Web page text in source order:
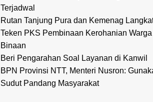
Terjadwal
Rutan Tanjung Pura dan Kemenag
Teken PKS Pembinaan Kerohanian Warga
Binaan
Beri Pengarahan Soal Layanan di Kanwil
BPN Provinsi NTT, Menteri Nusron:
Sudut Pandang Masyarakat